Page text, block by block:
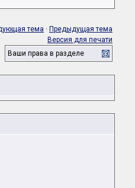
тема · Предыдущая тема
Версия для печати
Ваши права в разделе